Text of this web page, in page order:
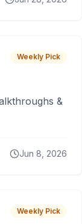
Weekly Pick
&
Jun 8, 2026
Weekly Pick